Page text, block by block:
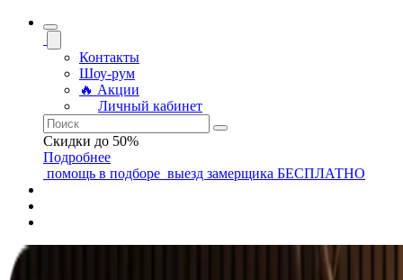
Контакты
Шоу-рум
🔥 Акции
Личный кабинет
Скидки до 50%
Подробнее
помощь в подборе выезд замерщика БЕСПЛАТНО